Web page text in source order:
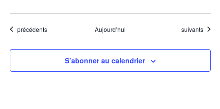
Évènements
précédents Aujourd’hui Évènements
suivants
S’abonner au calendrier